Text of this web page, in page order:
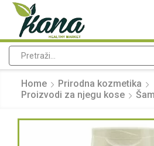
Home
Prirodna kozmetika
Proizvodi za njegu kose